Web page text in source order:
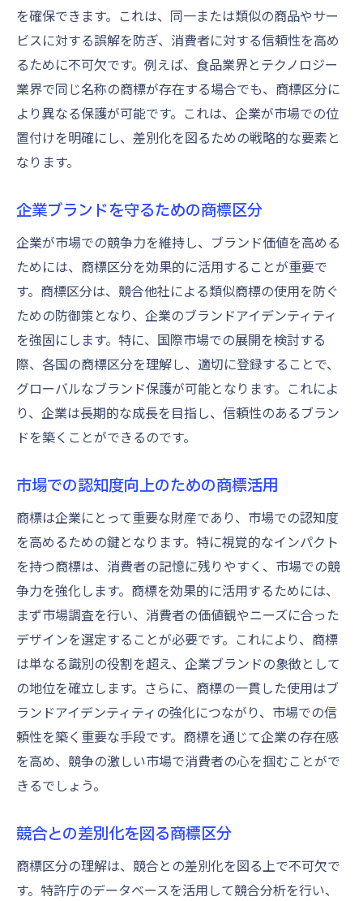
を確保できます。これは、同一または類似の商品やサー
ビスに対する誤解を防ぎ、消費者に対する信頼性を高め
るために不可欠です。例えば、食品業界とテクノロジー
業界で同じ名称の商標が存在する場合でも、商標区分に
より異なる保護が可能です。これは、企業が市場での位
置付けを明確にし、差別化を図るための戦略的な要素と
なります。
企業ブランドを守るための商標区分
企業が市場での競争力を維持し、ブランド価値を高める
ためには、商標区分を効果的に活用することが重要で
す。商標区分は、競合他社による類似商標の使用を防ぐ
ための防御策となり、企業のブランドアイデンティティ
を強固にします。特に、国際市場での展開を検討する
際、各国の商標区分を理解し、適切に登録することで、
グローバルなブランド保護が可能となります。これによ
り、企業は長期的な成長を目指し、信頼性のあるブラン
ドを築くことができるのです。
市場での認知度向上のための商標活用
商標は企業にとって重要な財産であり、市場での認知度
を高めるための鍵となります。特に視覚的なインパクト
を持つ商標は、消費者の記憶に残りやすく、市場での競
争力を強化します。商標を効果的に活用するためには、
まず市場調査を行い、消費者の価値観やニーズに合った
デザインを選定することが必要です。これにより、商標
は単なる識別の役割を超え、企業ブランドの象徴として
の地位を確立します。さらに、商標の一貫した使用はブ
ランドアイデンティティの強化につながり、市場での信
頼性を築く重要な手段です。商標を通じて企業の存在感
を高め、競争の激しい市場で消費者の心を掴むことがで
きるでしょう。
競合との差別化を図る商標区分
商標区分の理解は、競合との差別化を図る上で不可欠で
す。特許庁のデータベースを活用して競合分析を行い、